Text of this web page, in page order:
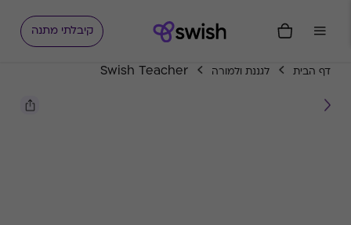
קיבלתי מתנה
דף הבית לגננת ולמורה Swish Teacher